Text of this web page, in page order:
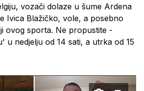
vozači dolaze u šume Ardena
Ivica Blažičko, vole, a posebno
ovog sporta. Ne propustite -
u nedjelju od 14 sati, a utrka od 15